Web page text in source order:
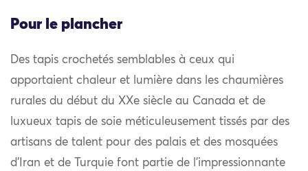
Pour le plancher
Des tapis crochetés semblables à ceux qui
apportaient chaleur et lumière dans les chaumières
rurales du début du XXe siècle au Canada et de
luxueux tapis de soie méticuleusement tissés par des
artisans de talent pour des palais et des mosquées
d’Iran et de Turquie font partie de l’impressionnante